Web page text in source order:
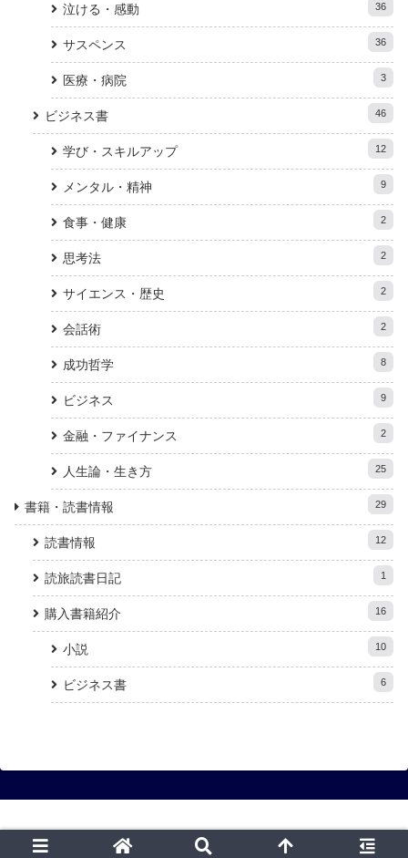
泣ける・感動 36
サスペンス 36
医療・病院 3
ビジネス書 46
学び・スキルアップ 12
メンタル・精神 9
食事・健康 2
思考法 2
サイエンス・歴史 2
会話術 2
成功哲学 8
ビジネス 9
金融・ファイナンス 2
人生論・生き方 25
書籍・読書情報 29
読書情報 12
読旅読書日記 1
購入書籍紹介 16
小説 10
ビジネス書 6
Copyright © 2020 日々是読書旅 All Rights Reserved.